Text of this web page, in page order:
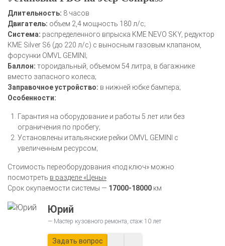
Длительность: 8 часов
Двигатель: объем 2,4 мощность 180 л/с;
Система: распределенного впрыска KME NEVO SKY, редуктор
KME Silver S6 (до 220 л/с) с выносным газовым клапаном,
форсунки OMVL GEMINI;
Баллон: тороидальный, объемом 54 литра, в багажнике
вместо запасного колеса;
Заправочное устройство: в нижней юбке бампера;
Особенности:
Гарантия на оборудование и работы 5 лет или без
ограничения по пробегу;
Установлены итальянские рейки OMVL GEMINI с
увеличенным ресурсом;
Стоимость переоборудования «под ключ» можно
посмотреть в разделе «Цены»
Срок окупаемости системы — 17000-18000 км
Юрий
Мастер кузовного ремонта, стаж 10 лет
Задать вопрос